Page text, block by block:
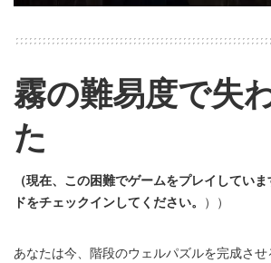
霧の難易度で失
た
（現在、この困難でゲームをプレイしてい
ドをチェックインしてください。 ））
あなたは今、階段のウェルパズルを完成さ